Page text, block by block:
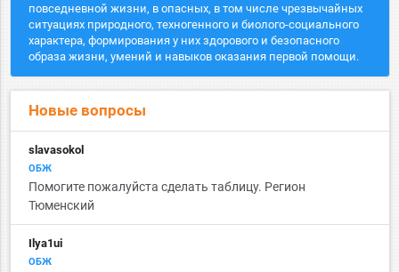
повседневной жизни, в опасных, в том числе чрезвычайных
ситуациях природного, техногенного и биолого-социального
характера, формирования у них здорового и безопасного
образа жизни, умений и навыков оказания первой помощи.
Новые вопросы
slavasokol
ОБЖ
Помогите пожалуйста сделать таблицу. Регион
Тюменский
Ilya1ui
ОБЖ